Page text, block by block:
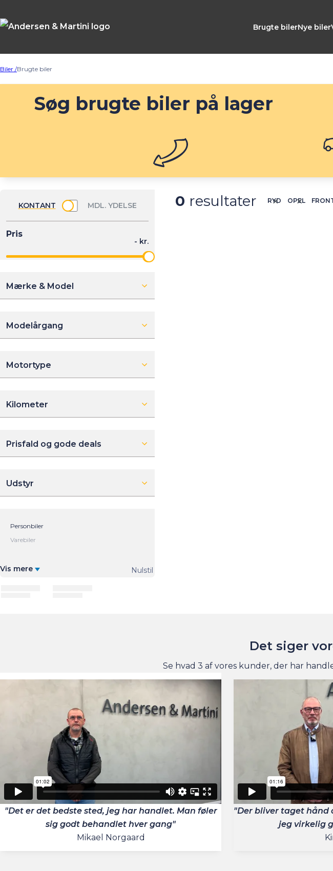
Brugte bilerNye biler
Biler /Brugte biler
Søg brugte biler på lager
Mærke & Model
Modelårgang
Motortype
Kilometer
Prisfald og gode deals
Udstyr
Vis mere Nulstil
0 resultater RYD OPEL
Det siger
Se hvad 3 af vores kunder, der har
"Det er det bedste sted, jeg har handlet. Man føler
sig godt behandlet hver gang"
Mikael Norgaard
"Der bliver taget hånd
jeg virkelig